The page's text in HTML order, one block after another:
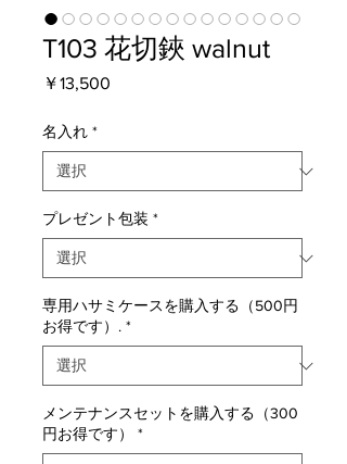
T103 花切鋏 walnut
￥13,500
名入れ *
プレゼント包装 *
専用ハサミケースを購入する（500円
お得です）. *
メンテナンスセットを購入する（300
円お得です）
*